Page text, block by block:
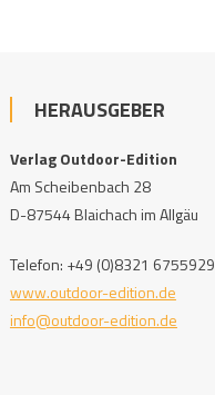
HERAUSGEBER
Verlag Outdoor-Edition
Am Scheibenbach 28
D-87544 Blaichach im Allgäu
Telefon: +49 (0)8321 6755929
www.outdoor-edition.de
info@outdoor-edition.de